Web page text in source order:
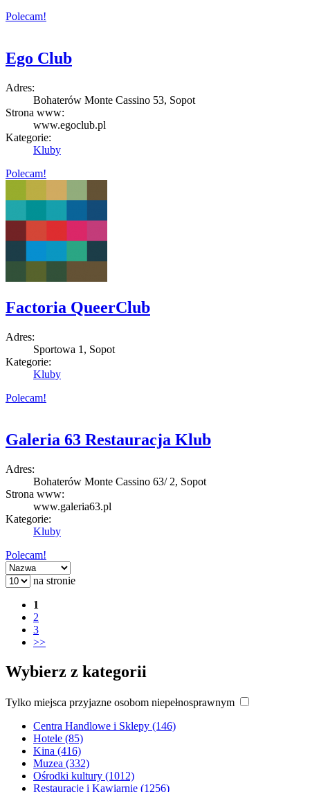
Polecam!
Ego Club
Adres:
Bohaterów Monte Cassino 53, Sopot
Strona www:
www.egoclub.pl
Kategorie:
Kluby
Polecam!
Factoria QueerClub
Adres:
Sportowa 1, Sopot
Kategorie:
Kluby
Polecam!
Galeria 63 Restauracja Klub
Adres:
Bohaterów Monte Cassino 63/ 2, Sopot
Strona www:
www.galeria63.pl
Kategorie:
Kluby
Polecam!
na stronie
1
2
3
>>
Wybierz z kategorii
Tylko miejsca przyjazne osobom niepełnosprawnym
Centra Handlowe i Sklepy (146)
Hotele (85)
Kina (416)
Muzea (332)
Ośrodki kultury (1012)
Restauracje i Kawiarnie (1256)